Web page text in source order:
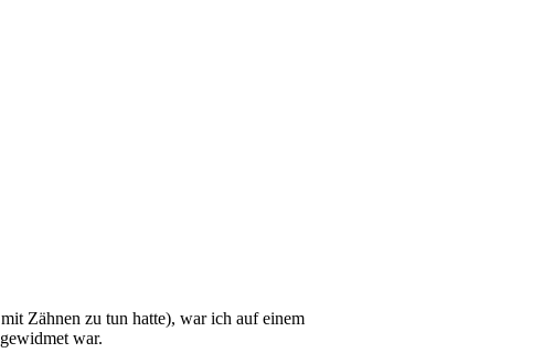
Zähnen zu tun hatte), war ich auf einem
war.